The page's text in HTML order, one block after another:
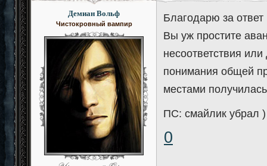
Демиан Вольф
Чистокровный вампир
Благодарю за
Вы уж простите
несоответствия
понимания общей
местами
ПС: смайлик убрал )
0